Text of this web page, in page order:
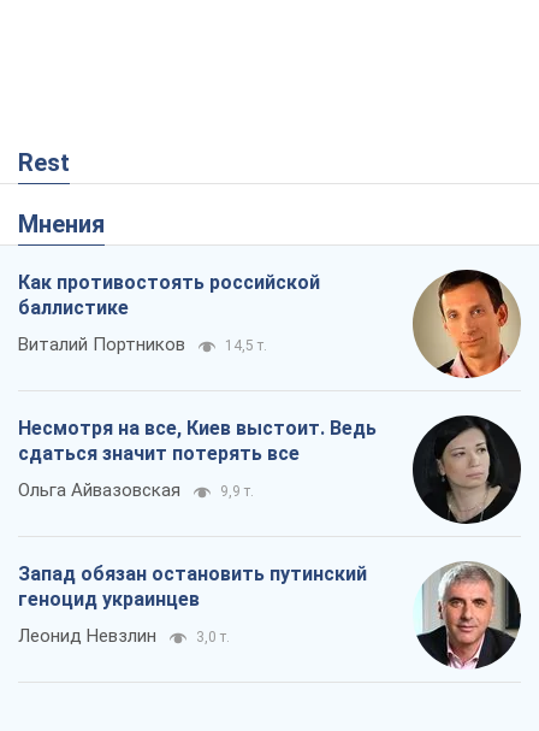
Rest
Мнения
Как противостоять российской
баллистике
Виталий Портников 14,5 т.
Несмотря на все, Киев выстоит. Ведь
сдаться значит потерять все
Ольга Айвазовская 9,9 т.
Запад обязан остановить путинский
геноцид украинцев
Леонид Невзлин 3,0 т.